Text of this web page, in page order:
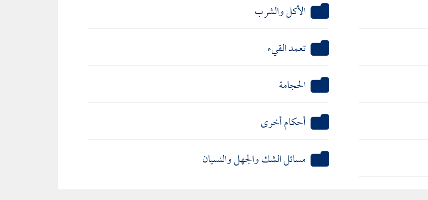
الأكل والشرب
تعمد القيء
الحجامة
أحكام أخرى
مسائل الشك والجهل والنسيان